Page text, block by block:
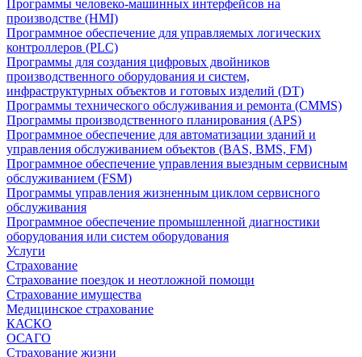
Программы человеко-машинных интерфейсов на
производстве (HMI)
Программное обеспечение для управляемых логических
контроллеров (PLC)
Программы для создания цифровых двойников
производственного оборудования и систем,
инфраструктурных объектов и готовых изделий (DT)
Программы технического обслуживания и ремонта (CMMS)
Программы производственного планирования (APS)
Программное обеспечение для автоматизации зданий и
управления обслуживанием объектов (BAS, BMS, FM)
Программное обеспечение управления выездным сервисным
обслуживанием (FSM)
Программы управления жизненным циклом сервисного
обслуживания
Программное обеспечение промышленной диагностики
оборудования или систем оборудования
Услуги
Страхование
Страхование поездок и неотложной помощи
Страхование имущества
Медицинское страхование
КАСКО
ОСАГО
Страхование жизни